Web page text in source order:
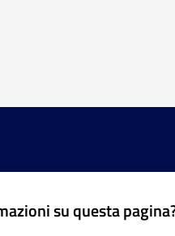
su questa